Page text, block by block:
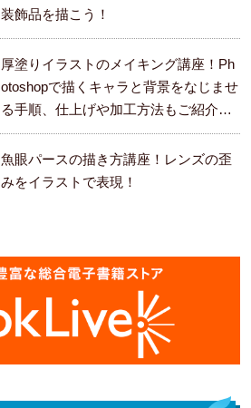
装飾品を描こう！
厚塗りイラストのメイキング講座！Ph
otoshopで描くキャラと背景をなじませ
る手順、仕上げや加工方法もご紹介し
ます。
魚眼パースの描き方講座！レンズの歪
みをイラストで表現！